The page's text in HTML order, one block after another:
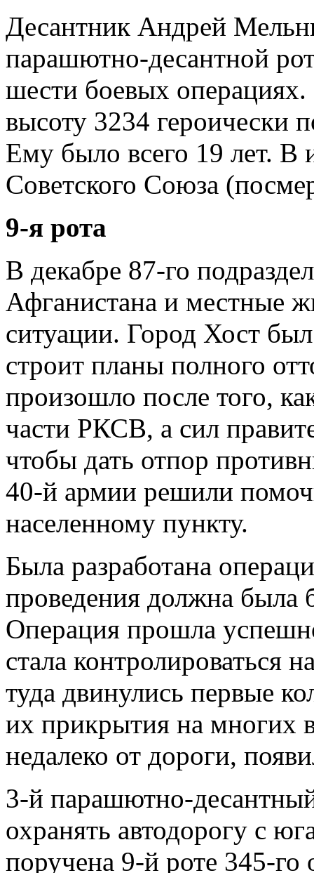
Десантник Андрей
парашютно-десантной
шести боевых
высоту 3234 героически
Ему было всего 19 лет. В
Советского Союза
9-я рота
В декабре 87-го
Афганистана и местные
ситуации. Город Хост
строит планы полного
произошло после того,
части РКСВ, а сил
чтобы дать отпор
40-й армии решили
населенному пункту.
Была разработана
проведения должна была
Операция прошла
стала контролироваться
туда двинулись первые
их прикрытия на многих
недалеко от дороги,
3-й парашютно-
охранять автодорогу с
поручена 9-й роте 345-